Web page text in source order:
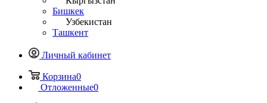
Бишкек
Узбекистан
Ташкент
Личный кабинет
Корзина0
Отложенные0